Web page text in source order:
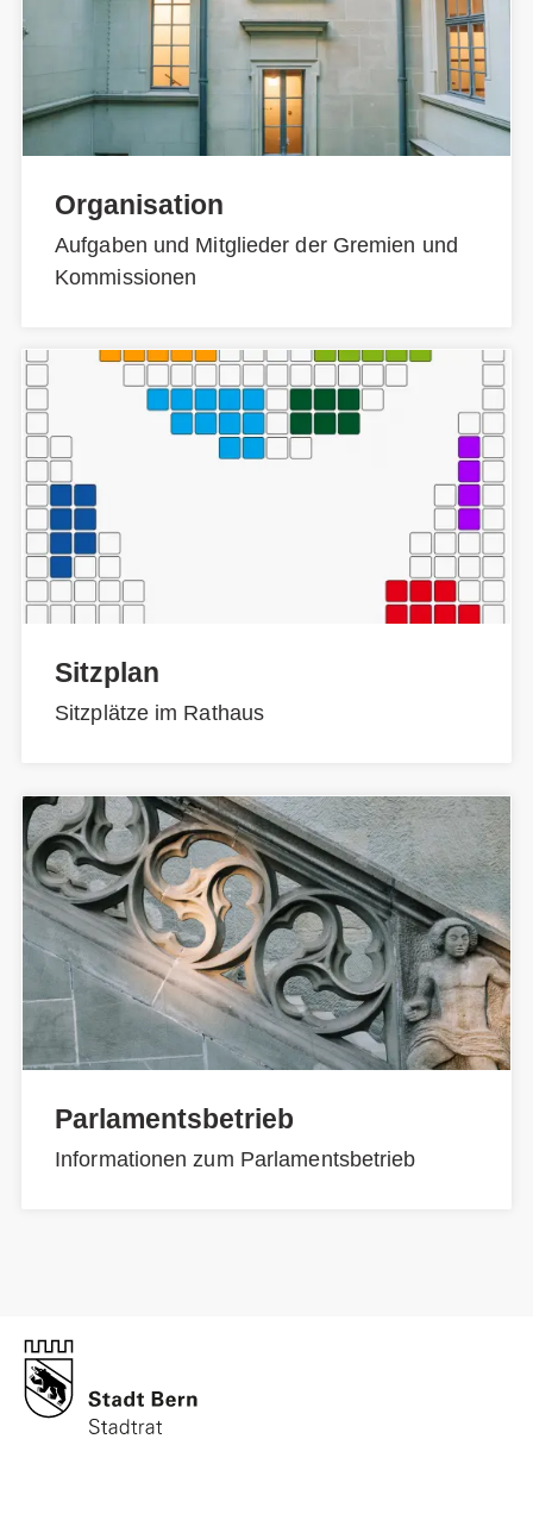
Organisation
Aufgaben und Mitglieder der Gremien und
Kommissionen
Sitzplan
Sitzplätze im Rathaus
Parlamentsbetrieb
Informationen zum Parlamentsbetrieb